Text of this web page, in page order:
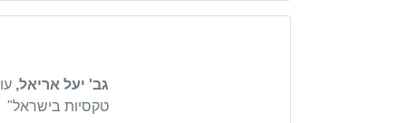
גב' יעל אריאל, עו
טקסיות בישראל"